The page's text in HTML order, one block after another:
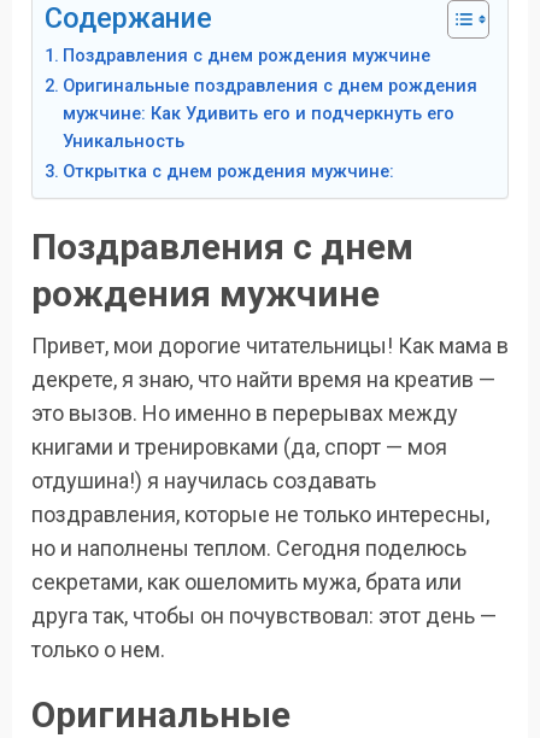
Содержание
Поздравления с днем рождения мужчине
Оригинальные поздравления с днем рождения
мужчине: Как Удивить его и подчеркнуть его
Уникальность
Открытка с днем рождения мужчине:
Поздравления с днем
рождения мужчине
Привет, мои дорогие читательницы! Как мама в
декрете, я знаю, что найти время на креатив —
это вызов. Но именно в перерывах между
книгами и тренировками (да, спорт — моя
отдушина!) я научилась создавать
поздравления, которые не только интересны,
но и наполнены теплом. Сегодня поделюсь
секретами, как ошеломить мужа, брата или
друга так, чтобы он почувствовал: этот день —
только о нем.
Оригинальные